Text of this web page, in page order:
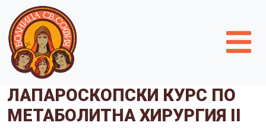
ЛАПАРОСКОПСКИ КУРС ПО
МЕТАБОЛИТНА ХИРУРГИЯ II